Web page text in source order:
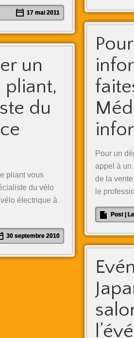
17 mai 2011
Pour un
appel à un
de la
le
Post
un
du
pliant vous
du vélo
électrique à
30 septembre 2010